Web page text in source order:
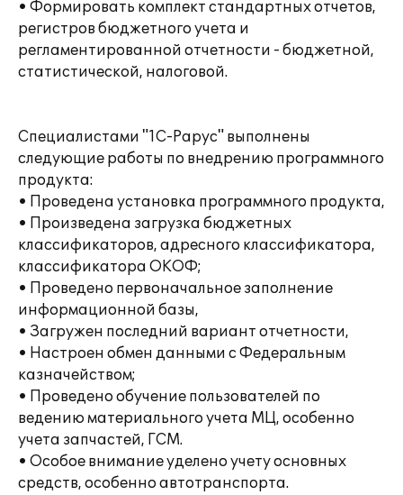
• Формировать комплект стандартных отчетов,
регистров бюджетного учета и
регламентированной отчетности - бюджетной,
статистической, налоговой.
Специалистами "1С-Рарус" выполнены
следующие работы по внедрению программного
продукта:
• Проведена установка программного продукта,
• Произведена загрузка бюджетных
классификаторов, адресного классификатора,
классификатора ОКОФ;
• Проведено первоначальное заполнение
информационной базы,
• Загружен последний вариант отчетности,
• Настроен обмен данными с Федеральным
казначейством;
• Проведено обучение пользователей по
ведению материального учета МЦ, особенно
учета запчастей, ГСМ.
• Особое внимание уделено учету основных
средств, особенно автотранспорта.